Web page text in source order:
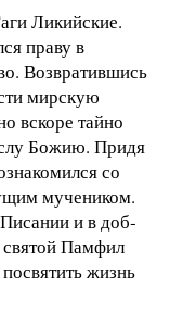
Ликийские.
праву в
Возвратившись
мир­скую
вскоре тайно
Божию. Придя
со
муче­ником.
и в доб­
Памфил
жизнь